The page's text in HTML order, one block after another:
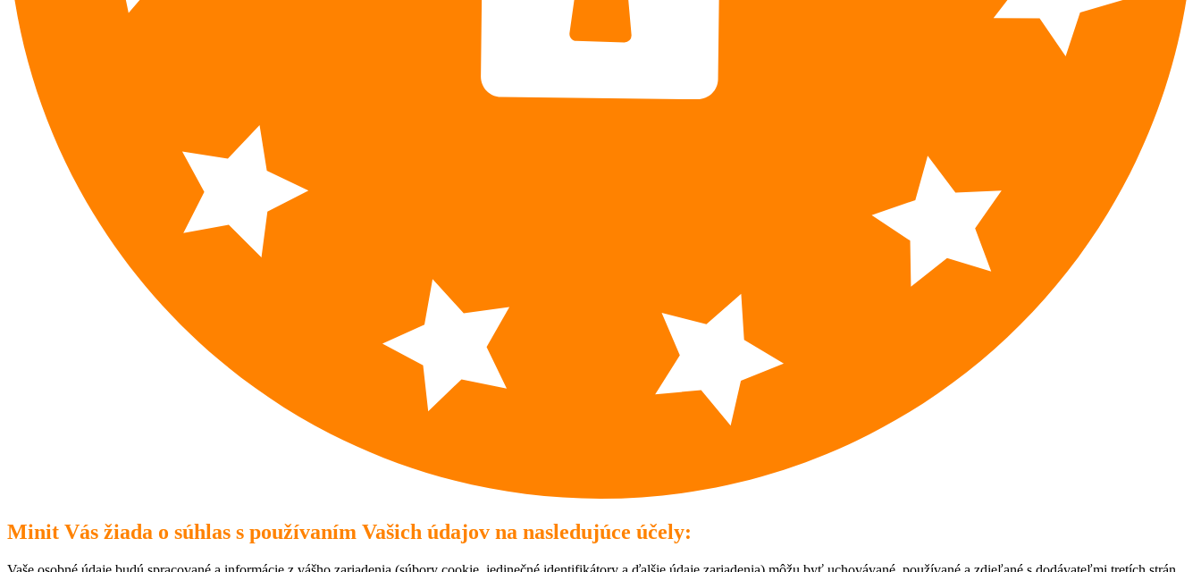
Minit Vás žiada o súhlas s používaním Vašich údajov na nasledujúce účely: